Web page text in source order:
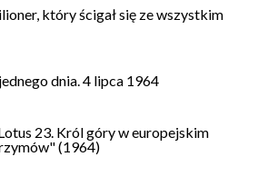
który ścigał się ze wszystkim
dnia. 4 lipca 1964
23. Król góry w europejskim
(1964)